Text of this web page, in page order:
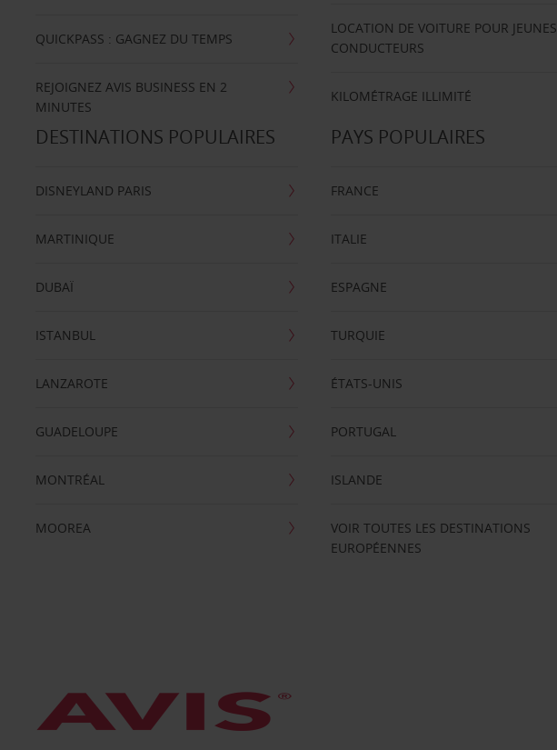
QUICKPASS : GAGNEZ DU TEMPS
REJOIGNEZ AVIS BUSINESS EN 2
MINUTES
LOCATION DE VOITURE POUR JEUNES
CONDUCTEURS
KILOMÉTRAGE ILLIMITÉ
DESTINATIONS POPULAIRES
DISNEYLAND PARIS
MARTINIQUE
DUBAÏ
ISTANBUL
LANZAROTE
GUADELOUPE
MONTRÉAL
MOOREA
PAYS POPULAIRES
FRANCE
ITALIE
ESPAGNE
TURQUIE
ÉTATS-UNIS
PORTUGAL
ISLANDE
VOIR TOUTES LES DESTINATIONS
EUROPÉENNES